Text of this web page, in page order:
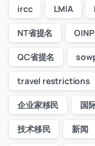
ircc LMIA
NT省提名 OINP
QC省提名
travel restrictions
企业家移民 国
技术移民 新闻